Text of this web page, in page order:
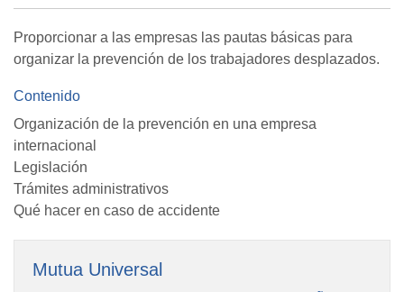
Proporcionar a las empresas las pautas básicas para
organizar la prevención de los trabajadores desplazados.
Contenido
Organización de la prevención en una empresa
internacional
Legislación
Trámites administrativos
Qué hacer en caso de accidente
Mutua Universal